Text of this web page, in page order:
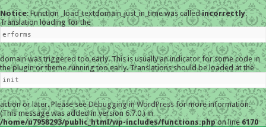
Notice: Function _load_textdomain_just_in_time was calledincorrectly.
Translation loading for the
erforms
domain was triggered too early. This is usually an indicator for some code in
the plugin or theme running too early. Translations should be loaded at the
init
action or later. Please seeDebugging in WordPressfor more information.
(This message was added in version 6.7.0.) in
/home/u7958293/public_html/wp-includes/functions.phpon line 6170